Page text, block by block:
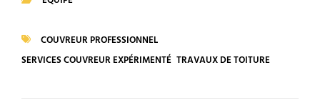
TAGS
COUVREUR PROFESSIONNEL
SERVICES COUVREUR EXPÉRIMENTÉ TRAVAUX DE TOITURE